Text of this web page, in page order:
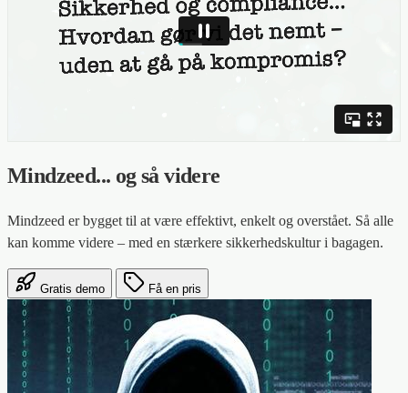
Mindzeed... og så videre
Mindzeed er bygget til at være effektivt, enkelt og overstået. Så alle
kan komme videre – med en stærkere sikkerhedskultur i bagagen.
Gratis demo Få en pris